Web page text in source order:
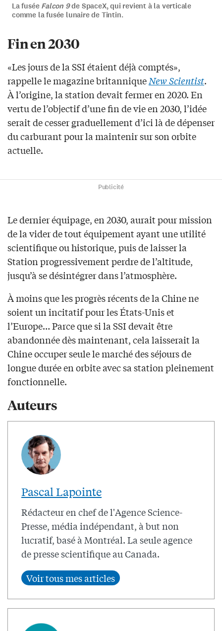
La fusée Falcon 9de SpaceX, qui revient à la verticale
comme la fusée lunaire de Tintin.
Fin en 2030
«Les jours de la SSI étaient déjà comptés»,
rappelle le magazine britanniqueNew Scientist.
À l’origine, la station devait fermer en 2020. En
vertu de l’objectif d’une fin de vie en 2030, l’idée
serait de cesser graduellement d’ici là de dépenser
du carburant pour la maintenir sur son orbite
actuelle.
Publicité
Le dernier équipage, en 2030, aurait pour mission
de la vider de tout équipement ayant une utilité
scientifique ou historique, puis de laisser la
Station progressivement perdre de l’altitude,
jusqu’à se désintégrer dans l’atmosphère.
À moins que les progrès récents de la Chine ne
soient un incitatif pour les États-Unis et
l’Europe… Parce que si la SSI devait être
abandonnée dès maintenant, cela laisserait la
Chine occuper seule le marché des séjours de
longue durée en orbite avec sa station pleinement
fonctionnelle.
Auteurs
Pascal Lapointe
Rédacteur en chef de l'Agence Science-
Presse, média indépendant, à but non
lucratif, basé à Montréal. La seule agence
de presse scientifique au Canada.